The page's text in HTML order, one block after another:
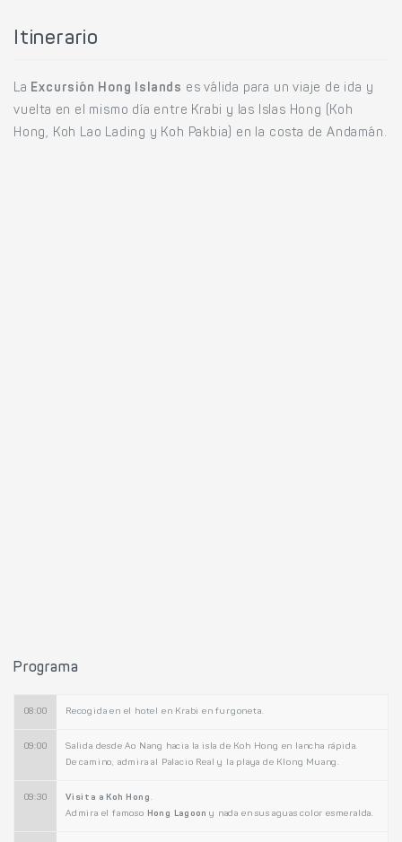
Itinerario
La Excursión Hong Islands es válida para un viaje de ida y
vuelta en el mismo día entre Krabi y las Islas Hong (Koh
Hong, Koh Lao Lading y Koh Pakbia) en la costa de Andamán.
Programa
08:00 Recogida en el hotel en Krabi en furgoneta.
09:00
Salida desde Ao Nang hacia la isla de Koh Hong en lancha rápida.
De camino, admira al Palacio Real y la playa de Klong Muang.
09:30 Visita a Koh Hong .
Admira el famoso Hong Lagoon y nada en sus aguas color esmeralda.